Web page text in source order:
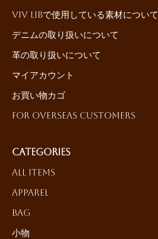
ViV LiBで使用している素材について
デニムの取り扱いについて
革の取り扱いについて
マイアカウント
お買い物カゴ
For Overseas Customers
Categories
All Items
Apparel
Bag
小物